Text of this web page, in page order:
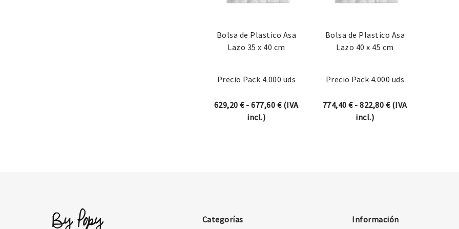
Bolsa de Plastico Asa
Lazo 35 x 40 cm
Precio Pack 4.000 uds
629,20€ - 677,60 €Rango de precios: desde 629,20 € hasta 677,60 €
(IVA
incl.)
Bolsa de Plastico Asa
Lazo 40 x 45 cm
Precio Pack 4.000 uds
774,40€ - 822,80 €Rango de precios:
(IVA
incl.)
Categorías Información